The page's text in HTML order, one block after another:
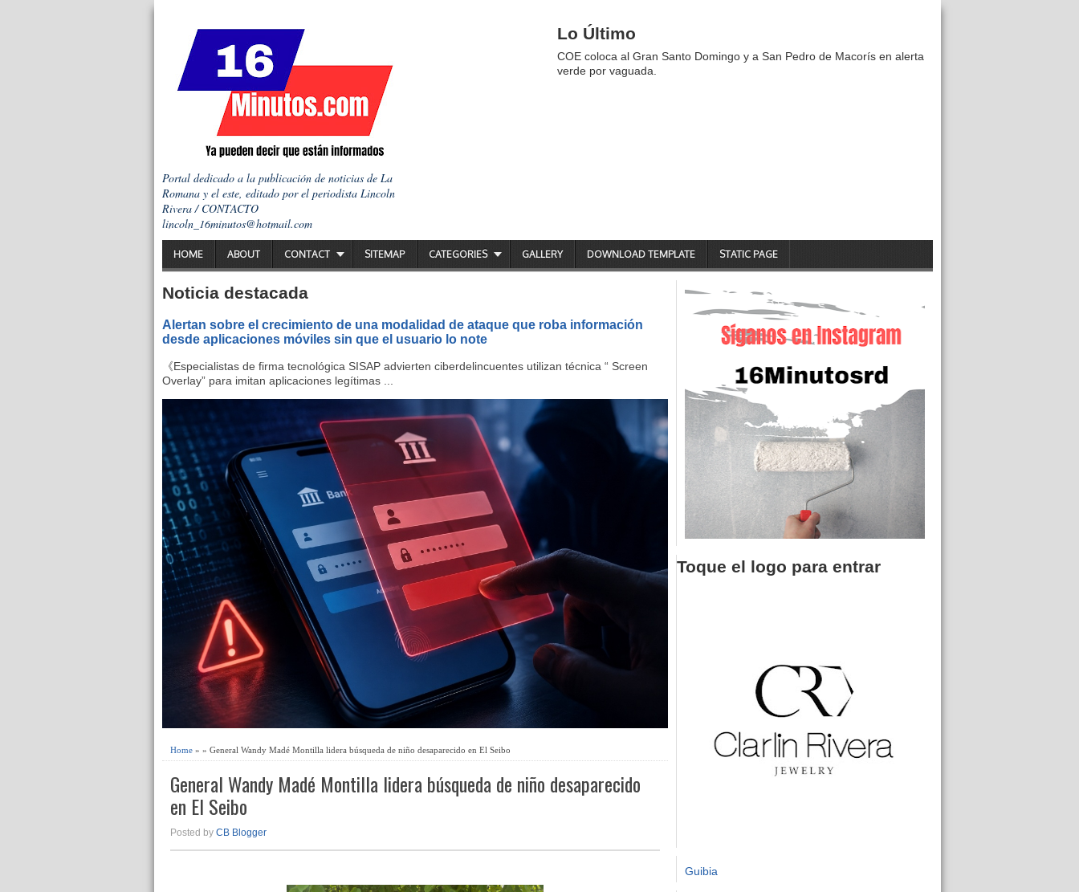
Portal dedicado a la publicación de noticias de La
Romana y el este, editado por el periodista Lincoln
Rivera / CONTACTO
lincoln_16minutos@hotmail.com
Lo Último
COE coloca al Gran Santo Domingo y a San Pedro de Macorís en alerta
verde por vaguada.
HOME ABOUT CONTACT SITEMAP CATEGORIES GALLERY DOWNLOAD TEMPLATE STATIC PAGE
Noticia destacada
Alertan sobre el crecimiento de una modalidad de ataque que roba información
desde aplicaciones móviles sin que el usuario lo note
《Especialistas de firma tecnológica SISAP advierten ciberdelincuentes utilizan técnica “ Screen
Overlay” para imitan aplicaciones legítimas ...
Home » » General Wandy Madé Montilla lidera búsqueda de niño desaparecido en El Seibo
General Wandy Madé Montilla lidera búsqueda de niño desaparecido
en El Seibo
Posted by CB Blogger
Toque el logo para entrar
Guibia